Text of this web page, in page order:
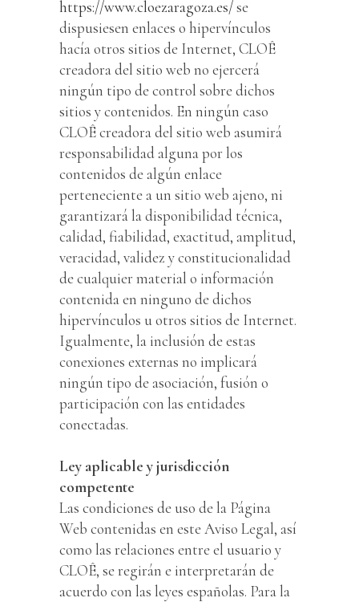
https://www.cloezaragoza.es/se
dispusiesen enlaces o hipervínculos
hacía otros sitios de Internet, CLOÊ
creadora del sitio web no ejercerá
ningún tipo de control sobre dichos
sitios y contenidos. En ningún caso
CLOÊ creadora del sitio web asumirá
responsabilidad alguna por los
contenidos de algún enlace
perteneciente a un sitio web ajeno, ni
garantizará la disponibilidad técnica,
calidad, fiabilidad, exactitud, amplitud,
veracidad, validez y constitucionalidad
de cualquier material o información
contenida en ninguno de dichos
hipervínculos u otros sitios de Internet.
Igualmente, la inclusión de estas
conexiones externas no implicará
ningún tipo de asociación, fusión o
participación con las entidades
conectadas.
Ley aplicable y jurisdicción
competente
Las condiciones de uso de la Página
Web contenidas en este Aviso Legal, así
como las relaciones entre el usuario y
CLOÊ, se regirán e interpretarán de
acuerdo con las leyes españolas. Para la